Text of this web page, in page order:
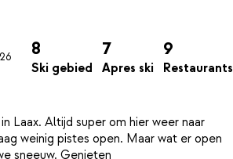
8
Ski gebied
7
Apres ski
9
Restaurants
Laax. Altijd super om hier weer naar
weinig pistes open. Maar wat er open